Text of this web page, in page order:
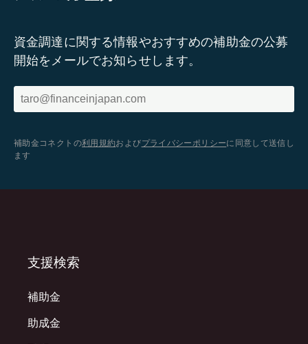
資金調達に関する情報やおすすめの補助金の公募
開始をメールでお知らせします。
補助金コネクトの利用規約およびプライバシーポリシーに同意して送信し
ます
支援検索
補助金
助成金